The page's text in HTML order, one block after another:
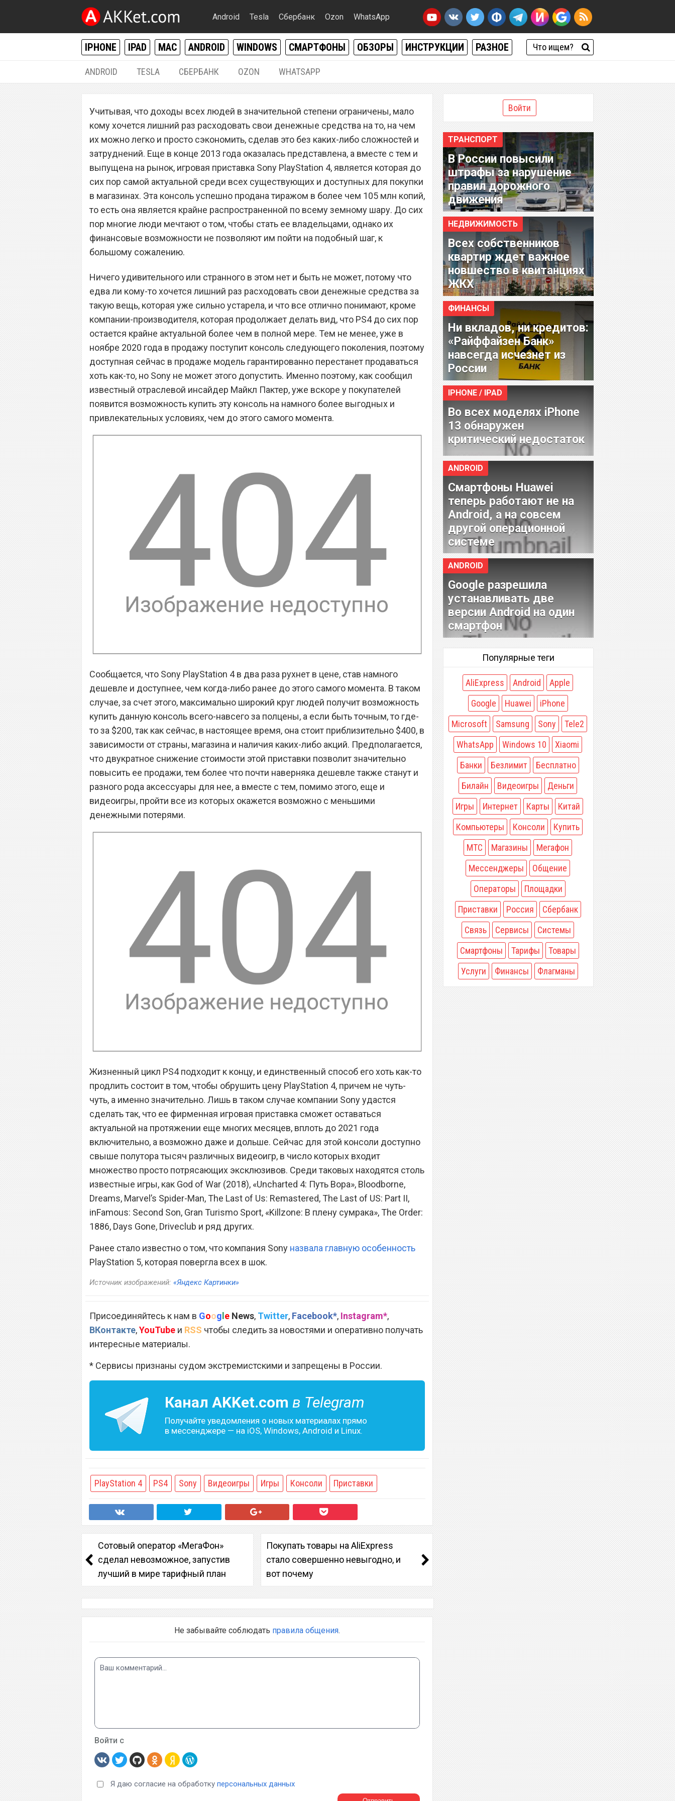
Android Tesla Сбербанк Ozon WhatsApp
IPHONE IPAD MAC ANDROID WINDOWS СМАРТФОНЫ ОБЗОРЫ ИНСТРУКЦИИ РАЗНОЕ
ANDROID TESLA СБЕРБАНК OZON WHATSAPP
Sony PlayStation 4 в два раза рухнула в
цене по всему миру
Учитывая, что доходы всех людей в значительной степени ограничены, мало
кому хочется лишний раз расходовать свои денежные средства на то, на чем
их можно легко и просто сэкономить, сделав это без каких-либо сложностей и
затруднений. Еще в конце 2013 года оказалась представлена, а вместе с тем и
выпущена на рынок, игровая приставка Sony PlayStation 4, является которая до
сих пор самой актуальной среди всех существующих и доступных для покупки
в магазинах. Эта консоль успешно продана тиражом в более чем 105 млн копий,
то есть она является крайне распространенной по всему земному шару. До сих
пор многие люди мечтают о том, чтобы стать ее владельцами, однако их
финансовые возможности не позволяют им пойти на подобный шаг, к
большому сожалению.
Ничего удивительного или странного в этом нет и быть не может, потому что
едва ли кому-то хочется лишний раз расходовать свои денежные средства за
такую вещь, которая уже сильно устарела, и что все отлично понимают, кроме
компании-производителя, которая продолжает делать вид, что PS4 до сих пор
остается крайне актуальной более чем в полной мере. Тем не менее, уже в
ноябре 2020 года в продажу поступит консоль следующего поколения, поэтому
доступная сейчас в продаже модель гарантированно перестанет продаваться
хоть как-то, но Sony не может этого допустить. Именно поэтому, как сообщил
известный отраслевой инсайдер Майкл Пактер, уже вскоре у покупателей
появится возможность купить эту консоль на намного более выгодных и
привлекательных условиях, чем до этого самого момента.
Сообщается, что Sony PlayStation 4 в два раза рухнет в цене, став намного
дешевле и доступнее, чем когда-либо ранее до этого самого момента. В таком
случае, за счет этого, максимально широкий круг людей получит возможность
купить данную консоль всего-навсего за полцены, а если быть точным, то где-
то за $200, так как сейчас, в настоящее время, она стоит приблизительно $400, в
зависимости от страны, магазина и наличия каких-либо акций. Предполагается,
что двукратное снижение стоимости этой приставки позволит значительно
повысить ее продажи, тем более что почти наверняка дешевле также станут и
разного рода аксессуары для нее, а вместе с тем, помимо этого, еще и
видеоигры, пройти все из которых окажется возможно с меньшими
денежными потерями.
Жизненный цикл PS4 подходит к концу, и единственный способ его хоть как-то
продлить состоит в том, чтобы обрушить цену PlayStation 4, причем не чуть-
чуть, а именно значительно. Лишь в таком случае компании Sony удастся
сделать так, что ее фирменная игровая приставка сможет оставаться
актуальной на протяжении еще многих месяцев, вплоть до 2021 года
включительно, а возможно даже и дольше. Сейчас для этой консоли доступно
свыше полутора тысяч различных видеоигр, в число которых входит
множество просто потрясающих эксклюзивов. Среди таковых находятся столь
известные игры, как God of War (2018), «Uncharted 4: Путь Вора», Bloodborne,
Dreams, Marvel’s Spider-Man, The Last of Us: Remastered, The Last of US: Part II,
inFamous: Second Son, Gran Turismo Sport, «Killzone: В плену сумрака», The Order:
1886, Days Gone, Driveclub и ряд других.
Ранее стало известно о том, что компания Sony назвала главную особенность
PlayStation 5, которая повергла всех в шок.
Источник изображений: «Яндекс Картинки»
Присоединяйтесь к нам в Google News, Twitter, Facebook*, Instagram*,
ВКонтакте,YouTube и RSS чтобы следить за новостями и оперативно получать
интересные материалы.
* Сервисы признаны судом экстремистскими и запрещены в России.
Канал AKKet.com в Telegram
Получайте уведомления о новых материалах прямо
в мессенджере — на iOS, Windows, Android и Linux.
PlayStation 4 PS4 Sony Видеоигры Игры Консоли Приставки
Сотовый оператор «МегаФон»
сделал невозможное, запустив
лучший в мире тарифный план
Покупать товары на AliExpress
стало совершенно невыгодно, и
вот почему
Не забывайте соблюдать правила общения.
Войти с
Я даю согласие на обработку персональных данных
Войти
ТРАНСПОРТ
В России повысили
штрафы за нарушение
правил дорожного
движения
НЕДВИЖИМОСТЬ
Всех собственников
квартир ждет важное
новшество в квитанциях
ЖКХ
ФИНАНСЫ
Ни вкладов, ни кредитов:
«Райффайзен Банк»
навсегда исчезнет из
России
IPHONE / IPAD
Во всех моделях iPhone
13 обнаружен
критический недостаток
ANDROID
Смартфоны Huawei
теперь работают не на
Android, а на совсем
другой операционной
системе
ANDROID
Google разрешила
устанавливать две
версии Android на один
смартфон
Популярные теги
AliExpress Android
Apple
Google
Huawei
iPhone
Microsoft
Samsung Sony
Tele2
WhatsApp
Windows 10
Xiaomi
Банки
Безлимит
Бесплатно
Билайн
Видеоигры
Деньги
Игры
Интернет Карты
Китай
Компьютеры
Консоли
Купить
МТС
Магазины
Мегафон
Мессенджеры
Общение
Операторы
Площадки
Приставки
Россия
Сбербанк
Связь
Сервисы
Системы
Смартфоны
Тарифы
Товары
Услуги
Финансы Флагманы